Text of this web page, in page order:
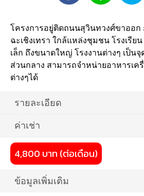
โครงการอยู่ติดถนนสุวินทวงศ์ขาออก
ฉะเชิงเทรา ใกล้แหล่งชุมชน โรงเรี
เล็ก ถึงขนาดใหญ่ โรงงานต่างๆ เป็น
ส่วนกลาง สามารถจำหน่ายอาหารเค
ต่างๆได้
รายละเอียด
ค่าเช่า
4,800 บาท (ต่อเดือน)
ข้อมูลเพิ่มเติม